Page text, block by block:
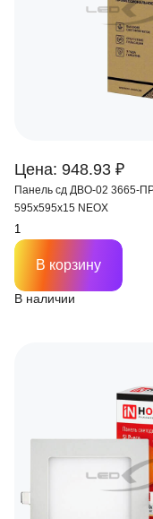
Цена: 948.93 ₽
Панель сд ДВО-02 3665-
595х595х15 NEOX
В наличии
В корзину